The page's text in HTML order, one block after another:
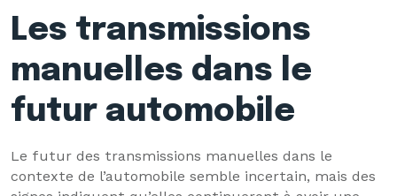
Les transmissions
manuelles dans le
futur automobile
Le futur des transmissions manuelles dans le
contexte de l’automobile semble incertain, mais des